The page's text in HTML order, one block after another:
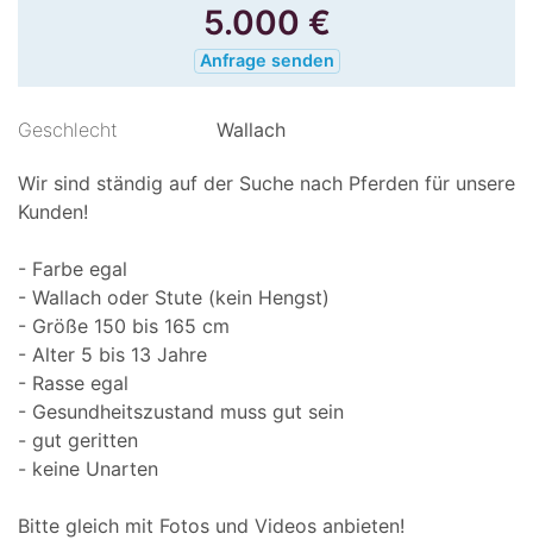
5.000 €
Anfrage senden
Geschlecht Wallach
Wir sind ständig auf der Suche nach Pferden für unsere
Kunden!
- Farbe egal
- Wallach oder Stute (kein Hengst)
- Größe 150 bis 165 cm
- Alter 5 bis 13 Jahre
- Rasse egal
- Gesundheitszustand muss gut sein
- gut geritten
- keine Unarten
Bitte gleich mit Fotos und Videos anbieten!